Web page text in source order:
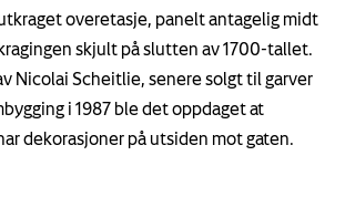
overetasje, panelt antagelig midt
skjult på slutten av 1700-tallet.
Nicolai Scheitlie, senere solgt til garver
i 1987 ble det oppdaget at
dekorasjoner på utsiden mot gaten.